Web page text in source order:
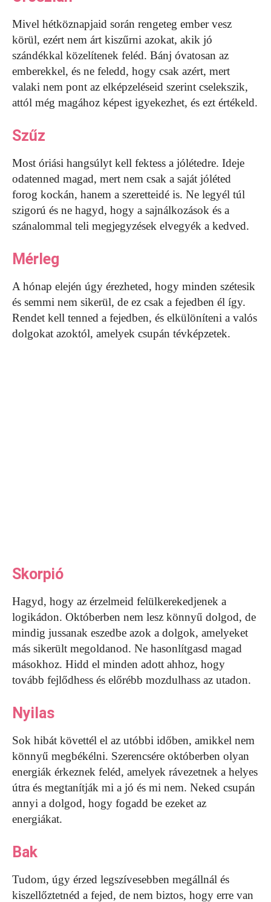
Mivel hétköznapjaid során rengeteg ember vesz
körül, ezért nem árt kiszűrni azokat, akik jó
szándékkal közelítenek feléd. Bánj óvatosan az
emberekkel, és ne feledd, hogy csak azért, mert
valaki nem pont az elképzeléseid szerint cselekszik,
attól még magához képest igyekezhet, és ezt értékeld.
Szűz
Most óriási hangsúlyt kell fektess a jólétedre. Ideje
odatenned magad, mert nem csak a saját jóléted
forog kockán, hanem a szeretteidé is. Ne legyél túl
szigorú és ne hagyd, hogy a sajnálkozások és a
szánalommal teli megjegyzések elvegyék a kedved.
Mérleg
A hónap elején úgy érezheted, hogy minden szétesik
és semmi nem sikerül, de ez csak a fejedben él így.
Rendet kell tenned a fejedben, és elkülöníteni a valós
dolgokat azoktól, amelyek csupán tévképzetek.
Skorpió
Hagyd, hogy az érzelmeid felülkerekedjenek a
logikádon. Októberben nem lesz könnyű dolgod, de
mindig jussanak eszedbe azok a dolgok, amelyeket
más sikerült megoldanod. Ne hasonlítgasd magad
másokhoz. Hidd el minden adott ahhoz, hogy
tovább fejlődhess és előrébb mozdulhass az utadon.
Nyilas
Sok hibát követtél el az utóbbi időben, amikkel nem
könnyű megbékélni. Szerencsére októberben olyan
energiák érkeznek feléd, amelyek rávezetnek a helyes
útra és megtanítják mi a jó és mi nem. Neked csupán
annyi a dolgod, hogy fogadd be ezeket az
energiákat.
Bak
Tudom, úgy érzed legszívesebben megállnál és
kiszellőztetnéd a fejed, de nem biztos, hogy erre van